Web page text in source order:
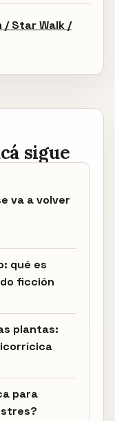
/ Star Walk /
sigue
va a volver
qué es
ficción
plantas:
para